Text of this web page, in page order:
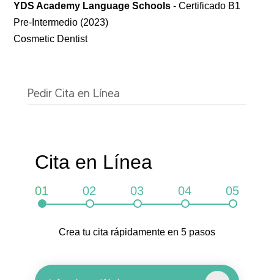
YDS Academy Language Schools - Certificado B1
Pre-Intermedio (2023)
Cosmetic Dentist
Pedir Cita en Línea
Cita en Línea
01 02 03 04 05
Crea tu cita rápidamente en 5 pasos